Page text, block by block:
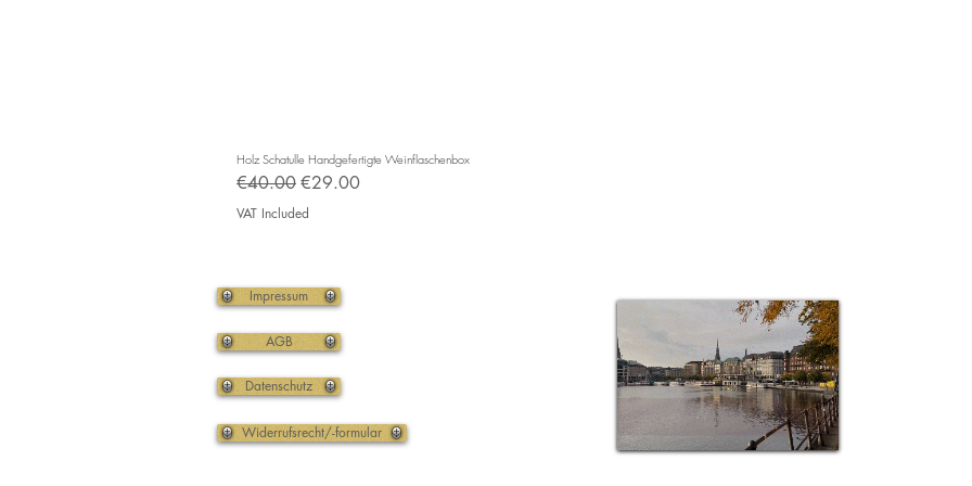
Holz Schatulle Handgefertigte Weinflaschenbox
Regular Price
€40.00Sale Price
€29.00
VAT Included
Impressum
AGB
Datenschutz
Widerrufsrecht/-formular
Top